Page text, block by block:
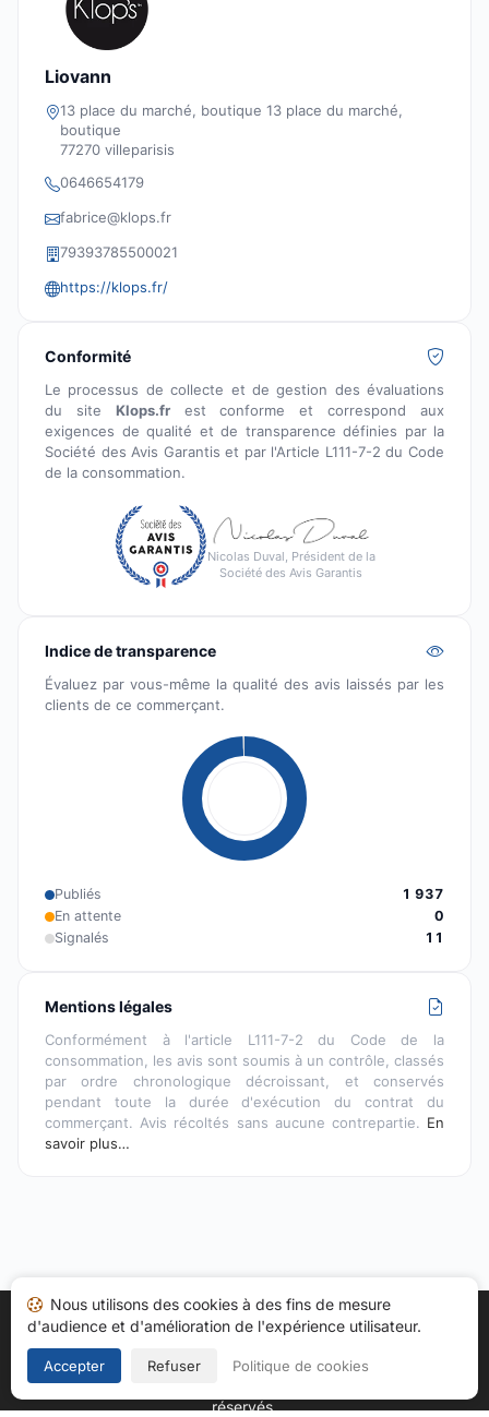
Liovann
13 place du marché, boutique 13 place du marché,
boutique
77270 villeparisis
0646654179
fabrice@klops.fr
79393785500021
https://klops.fr/
Conformité
Le processus de collecte et de gestion des évaluations
du site Klops.frest conforme et correspond aux
exigences de qualité et de transparence définies par la
Société des Avis Garantis et par l'Article L111-7-2 du Code
de la consommation.
Nicolas Duval, Président de la
Société des Avis Garantis
Indice de transparence
Évaluez par vous-même la qualité des avis laissés par les
clients de ce commerçant.
Publiés
1 937
En attente
0
Signalés
11
Mentions légales
Conformément à l'article L111-7-2 du Code de la
consommation, les avis sont soumis à un contrôle, classés
par ordre chronologique décroissant, et conservés
pendant toute la durée d'exécution du contrat du
commerçant. Avis récoltés sans aucune contrepartie. En
savoir plus…
Accueil Mes avis Catégories CGU
Cookies
Politique de confidentialité
Copyright © 2026
réservés.
Nous utilisons des cookies à des fins de mesure
d'audience et d'amélioration de l'expérience utilisateur.
Accepter Refuser Politique de cookies